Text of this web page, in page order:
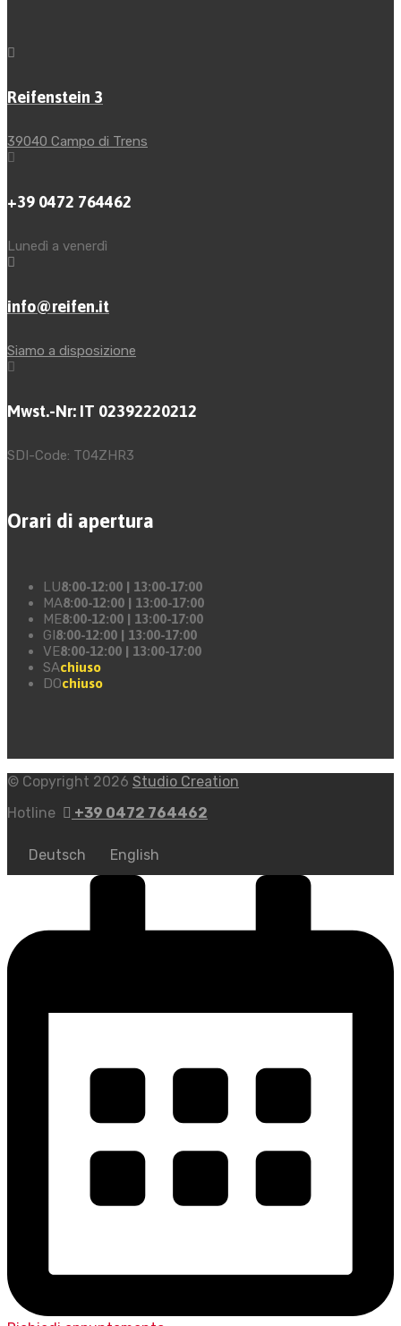
Reifenstein 3
39040 Campo di Trens
+39 0472 764462
Lunedì a venerdì
info@reifen.it
Siamo a disposizione
Mwst.-Nr: IT 02392220212
SDI-Code: T04ZHR3
Orari di apertura
LU8:00-12:00 | 13:00-17:00
MA8:00-12:00 | 13:00-17:00
ME8:00-12:00 | 13:00-17:00
GI8:00-12:00 | 13:00-17:00
VE8:00-12:00 | 13:00-17:00
SAchiuso
DOchiuso
© Copyright 2026 Studio Creation
Hotline
+39 0472 764462
Deutsch English